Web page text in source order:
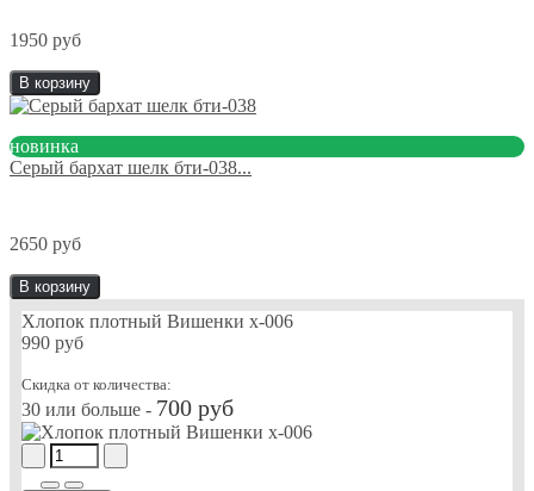
1950 руб
В корзину
новинка
Серый бархат шелк бти-038...
2650 руб
В корзину
Хлопок плотный Вишенки х-006
990 руб
Скидка от количества:
30 или больше - 700 руб